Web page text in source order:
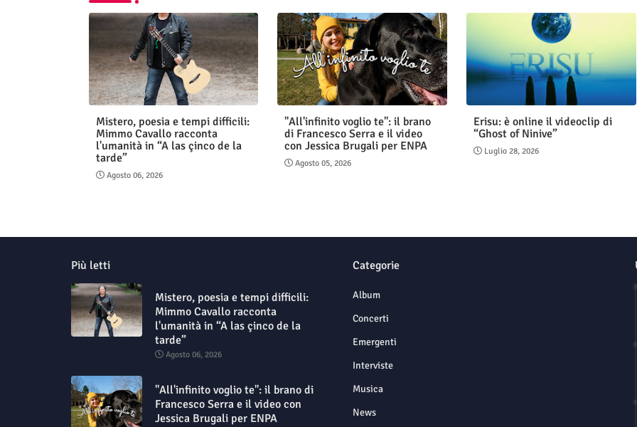
Mistero, poesia e tempi difficili:
Mimmo Cavallo racconta
l'umanità in “A las çinco de la
tarde”
Agosto 06, 2026
"All'infinito voglio te": il brano
di Francesco Serra e il video
con Jessica Brugali per ENPA
Agosto 05, 2026
Erisu: è online il videoclip di
“Ghost of Ninive”
Luglio 28, 2026
Più letti
Mistero, poesia e tempi difficili:
Mimmo Cavallo racconta
l'umanità in “A las çinco de la
tarde”
Agosto 06, 2026
"All'infinito voglio te": il brano di
Francesco Serra e il video con
Jessica Brugali per ENPA
Categorie
Album
Concerti
Emergenti
Interviste
Musica
News